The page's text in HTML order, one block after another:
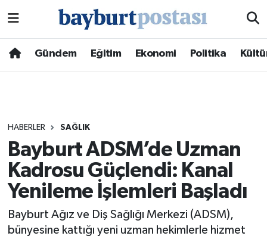
Gündem Eğitim Ekonomi Politika
HABERLER SAĞLIK
Bayburt ADSM’de Uzman
Kadrosu Güçlendi: Kanal
Yenileme İşlemleri Başladı
Bayburt Ağız ve Diş Sağlığı Merkezi (ADSM),
bünyesine kattığı yeni uzman hekimlerle hizmet
Hava Durumu
Süper Lig Puan Durumu ve Fikstür
Tüm Manşetler
Son Dakika Haberleri